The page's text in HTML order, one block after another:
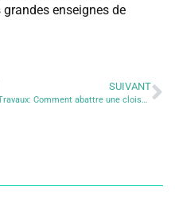
enseignes de
SUIVANT
Travaux: Comment abattre une cloison non porteuse?